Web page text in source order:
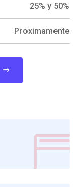
25% y 50%
Proximamente
